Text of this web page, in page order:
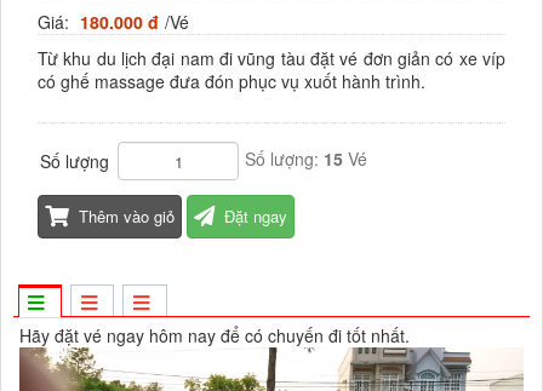
Giá: 180.000 đ /Vé
Từ khu du lịch đại nam đi vũng tàu đặt vé đơn giản có xe víp
có ghế massage đưa đón phục vụ xuốt hành trình.
Số lượng Số lượng: 15 Vé
Thêm vào giỏ Đặt ngay
Hãy đặt vé ngay hôm nay để có chuyến đi tốt nhất.